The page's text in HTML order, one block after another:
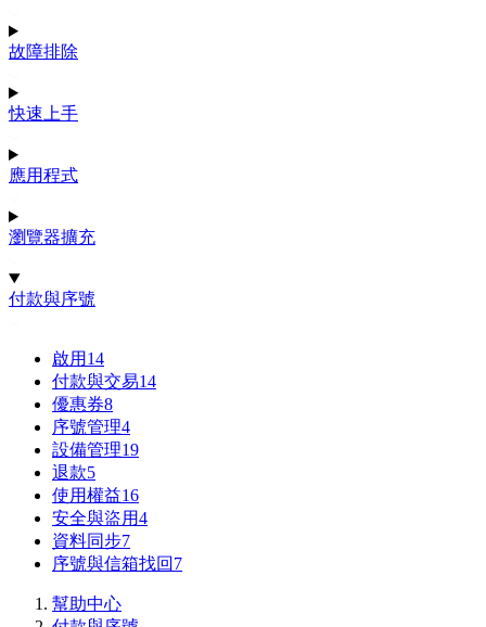
故障排除
快速上手
應用程式
瀏覽器擴充
付款與序號
啟用 14
付款與交易14
優惠券8
序號管理4
設備管理19
退款5
使用權益16
安全與盜用4
資料同步7
序號與信箱找回 7
幫助中心